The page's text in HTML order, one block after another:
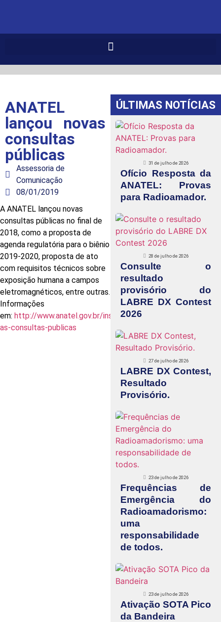
ANATEL
lançou novas
consultas
públicas
Assessoria de
Comunicação
08/01/2019
A ANATEL lançou novas
consultas públicas no final de
2018, como a proposta de
agenda regulatória para o biênio
2019-2020, proposta de ato
com requisitos técnicos sobre
exposição humana a campos
eletromagnéticos, entre outras.
Informações
em: http://www.anatel.gov.br/institucional/sobre-
as-consultas-publicas
ÚLTIMAS NOTÍCIAS
31 de julho de 2026
Ofício Resposta da
ANATEL: Provas
para Radioamador.
28 de julho de 2026
Consulte o
resultado
provisório do
LABRE DX Contest
2026
27 de julho de 2026
LABRE DX Contest,
Resultado
Provisório.
23 de julho de 2026
Frequências de
Emergência do
Radioamadorismo:
uma
responsabilidade
de todos.
23 de julho de 2026
Ativação SOTA Pico
da Bandeira